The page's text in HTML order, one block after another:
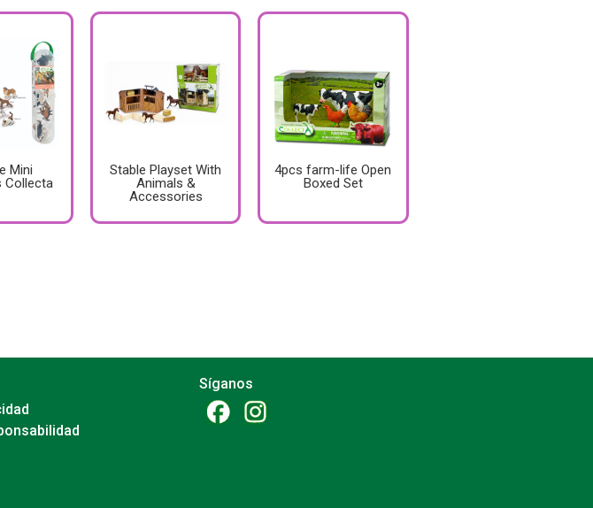
Mini
Collecta
Stable Playset With
Animals &
Accessories
4pcs farm-life Open
Boxed Set
Síganos